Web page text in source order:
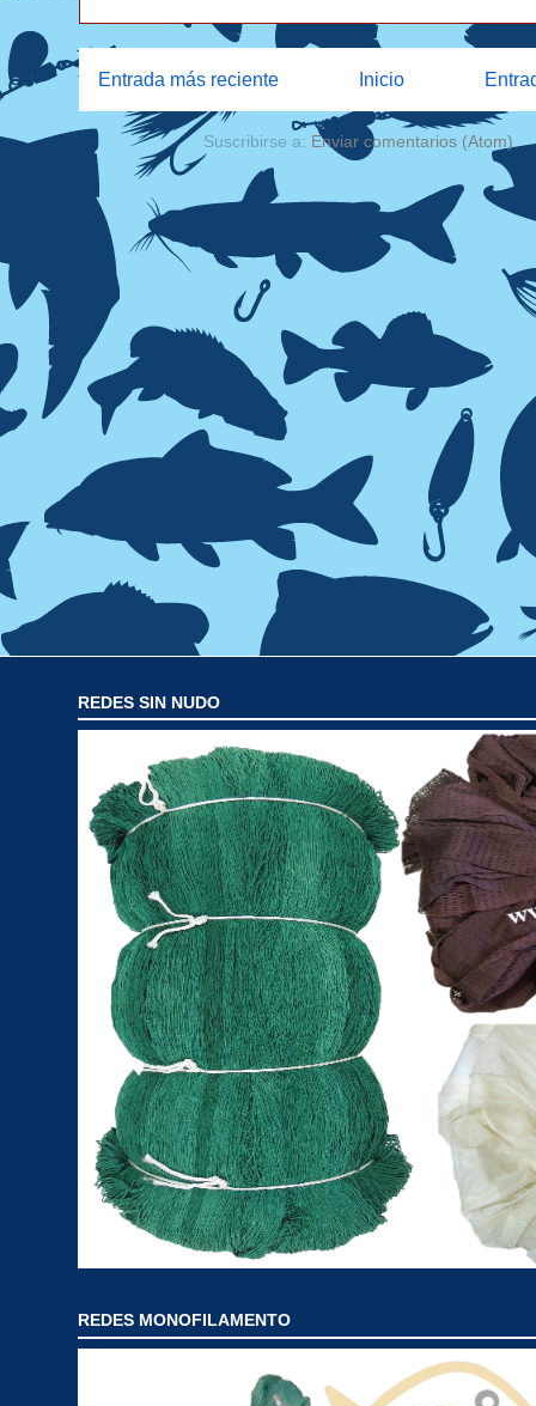
Entrada más reciente Inicio
Suscribirse a: Enviar comentarios (Atom)
REDES SIN NUDO
REDES MONOFILAMENTO